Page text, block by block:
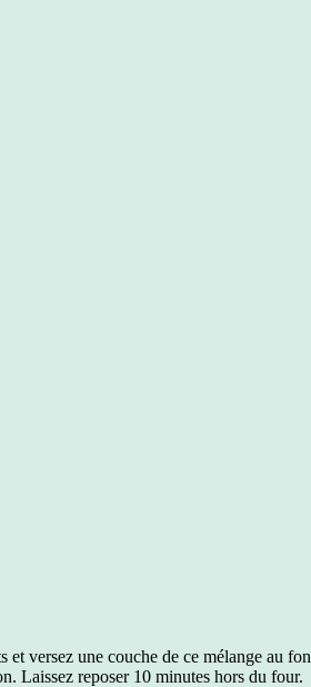
versez une couche de ce mélange au
Laissez reposer 10 minutes hors du four.